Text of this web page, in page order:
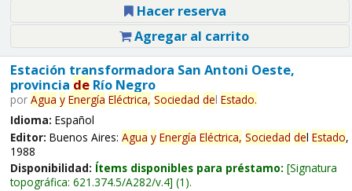
Hacer reserva
Agregar al carrito
Estación transformadora San Antoni Oeste,
provincia deRío Negro
por Agua y Energía Eléctrica, Sociedad del Estado.
Idioma: Español
Editor: Buenos Aires: Agua y Energía Eléctrica, Sociedad del Estado,
1988
Disponibilidad: Ítems disponibles para préstamo: Signatura
topográfica: 621.374.5/A282/v.4 (1).